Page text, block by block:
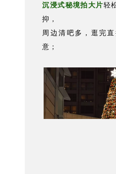
沉浸式秘境拍大片轻
抑，
周边清吧多，逛完
意；